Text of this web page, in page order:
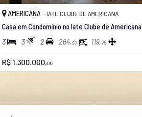
AMERICANA - IATE CLUBE DE AMERICANA
Casa em Condomínio no Iate Clube de Americana
3 3 2 264,00 119,75
R$ 1.300.000,00